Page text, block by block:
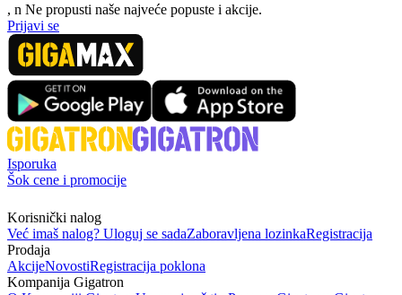
, n Ne propusti naše najveće popuste i akcije.
Prijavi se
Isporuka
Šok cene i promocije
Korisnički nalog
Već imaš nalog? Uloguj se sadaZaboravljena lozinkaRegistracija
Prodaja
AkcijeNovostiRegistracija poklona
Kompanija Gigatron